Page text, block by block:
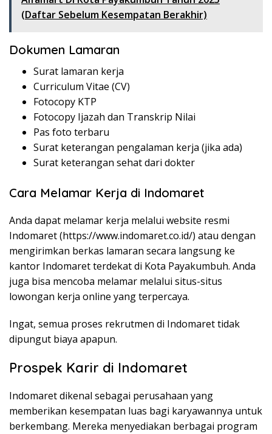
(Daftar Sebelum Kesempatan Berakhir)
Dokumen Lamaran
Surat lamaran kerja
Curriculum Vitae (CV)
Fotocopy KTP
Fotocopy Ijazah dan Transkrip Nilai
Pas foto terbaru
Surat keterangan pengalaman kerja (jika ada)
Surat keterangan sehat dari dokter
Cara Melamar Kerja di Indomaret
Anda dapat melamar kerja melalui website resmi
Indomaret (https://www.indomaret.co.id/) atau dengan
mengirimkan berkas lamaran secara langsung ke
kantor Indomaret terdekat di Kota Payakumbuh. Anda
juga bisa mencoba melamar melalui situs-situs
lowongan kerja online yang terpercaya.
Ingat, semua proses rekrutmen di Indomaret tidak
dipungut biaya apapun.
Prospek Karir di Indomaret
Indomaret dikenal sebagai perusahaan yang
memberikan kesempatan luas bagi karyawannya untuk
berkembang. Mereka menyediakan berbagai program